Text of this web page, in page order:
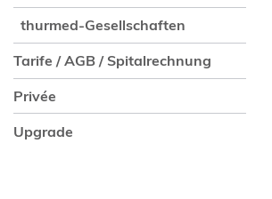
thurmed-Gesellschaften
Tarife / AGB / Spitalrechnung
Privée
Upgrade